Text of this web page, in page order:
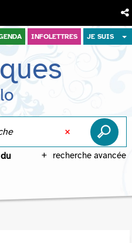
INFOLETTRES JE SUIS
recherche avancée